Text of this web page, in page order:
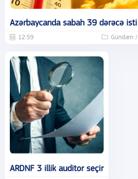
Azərbaycanda sabah 39 dərəcə
12:59 Gündəm
ARDNF 3 illik auditor seçir